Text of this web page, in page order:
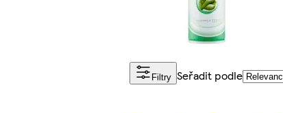
Filtry Seřadit podle